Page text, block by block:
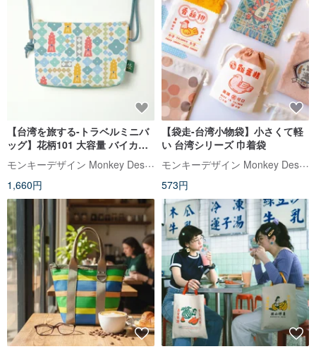
【台湾を旅する-トラベルミニバ
ッグ】花柄101 大容量 バイカラ
ー 仕切り付き ストラップ長さ調
節可能
モンキーデザイン Monkey Design
1,660円
【袋走-台湾小物袋】小さくて軽
い 台湾シリーズ 巾着袋
モンキーデザイン Monkey Design
573円